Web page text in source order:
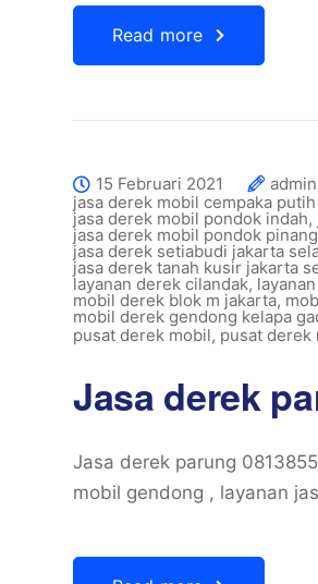
Read more
15 Februari 2021 admin
jasa derek mobil cempaka
jasa derek mobil pondok indah,
jasa derek mobil pondok pinang
jasa derek setiabudi jakarta
jasa derek tanah kusir jakarta
layanan derek cilandak,
mobil derek blok m jakarta,
mobil derek gendong kelapa
pusat derek mobil, pusat derek
Jasa derek
Jasa derek parung
mobil gendong , layanan